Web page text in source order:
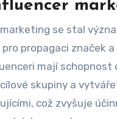
se stal
propagaci značek
mají schopnost
skupiny a
což zvyšuje